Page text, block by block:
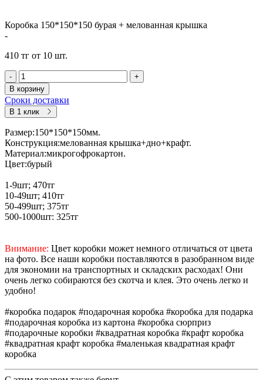
Коробка 150*150*150 бурая + мелованная крышка
-
410 тг от 10 шт.
-
+
В корзину
Сроки доставки
В 1 клик
Размер:150*150*150мм.
Конструкция:мелованная крышка+дно+крафт.
Материал:микрогофрокартон.
Цвет:бурый
1-9шт; 470тг
10-49шт; 410тг
50-499шт; 375тг
500-1000шт: 325тг
Внимание: Цвет коробки может немного отличаться от цвета
на фото. Все наши коробки поставляются в разобранном виде
для экономии на транспортных и складских расходах! Они
очень легко собираются без скотча и клея. Это очень легко и
удобно!
#коробка подарок #подарочная коробка #коробка для подарка
#подарочная коробка из картона #коробка сюрприз
#подарочные коробки #квадратная коробка #крафт коробка
#квадратная крафт коробка #маленькая квадратная крафт
коробка